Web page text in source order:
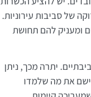
של סביבות עירוניות.
ומעניק להם תחושת
יתרה מכך, ניתן
את מה שלמדו